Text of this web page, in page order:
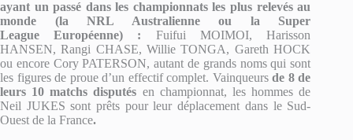
ayant un passé dans les championnats les plus relevés au
monde (la NRL Australienne ou la Super
League Européenne) : Fuifui MOIMOI, Harisson
HANSEN, Rangi CHASE, Willie TONGA, Gareth HOCK
ou encore Cory PATERSON, autant de grands noms qui sont
les figures de proue d’un effectif complet. Vainqueursde 8 de
leurs 10 matchs disputés en championnat, les hommes de
Neil JUKES sont prêts pour leur déplacement dans le Sud-
Ouest de la France.